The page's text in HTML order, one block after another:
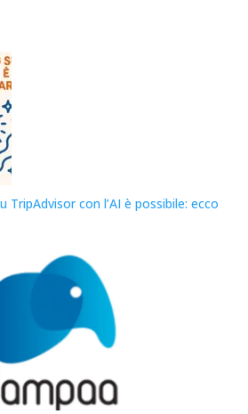
TripAdvisor con l’AI è possibile: ecco